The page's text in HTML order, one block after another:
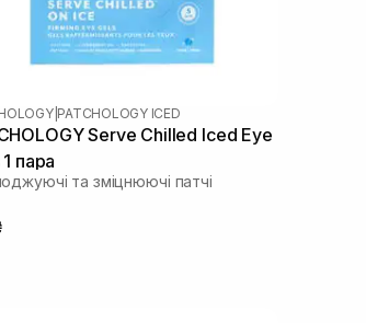
| PATCHOLOGY ICED
Serve Chilled Iced Eye
пара
та зміцнюючі патчі